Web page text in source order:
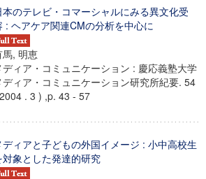
本のテレビ・コマーシャルにみる異文化受
: ヘアケア関連CMの分析を中心に
馬, 明恵
ディア・コミュニケーション : 慶応義塾大学
ディア・コミュニケーション研究所紀要. 54
. 3 ) ,p. 43 - 57
ディアと子どもの外国イメージ : 小中高校生
対象とした発達的研究